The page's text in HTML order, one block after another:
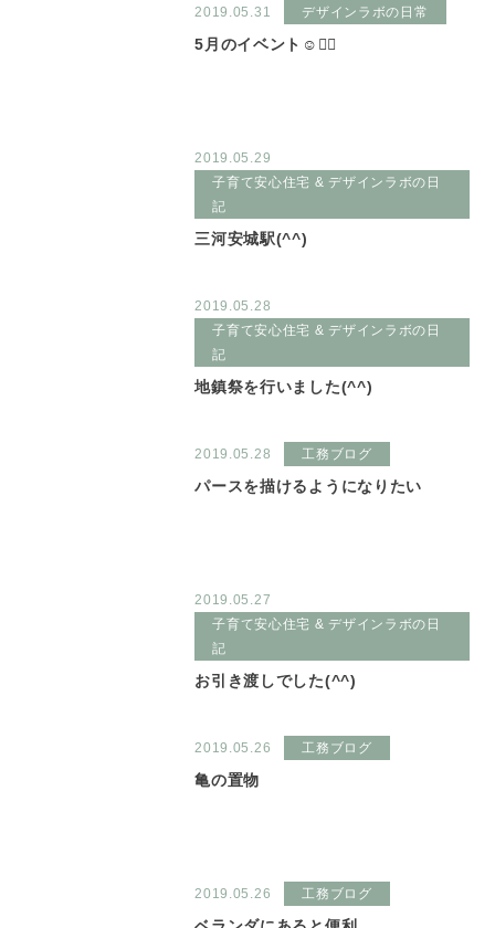
2019.05.31 デザインラボの日常
5月のイベント☺️✌🏻
2019.05.29
子育て安心住宅 & デザインラボの日
記
三河安城駅(^^)
2019.05.28
子育て安心住宅 & デザインラボの日
記
地鎮祭を行いました(^^)
2019.05.28 工務ブログ
パースを描けるようになりたい
2019.05.27
子育て安心住宅 & デザインラボの日
記
お引き渡しでした(^^)
2019.05.26 工務ブログ
亀の置物
2019.05.26 工務ブログ